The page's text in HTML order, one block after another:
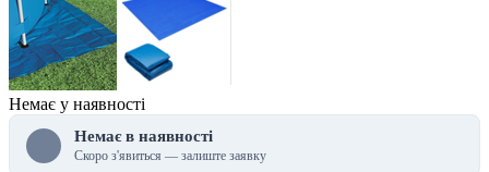
Немає у наявності
Немає в наявності
Скоро з'явиться — залиште заявку